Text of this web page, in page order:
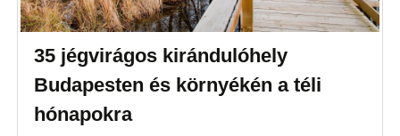
35 jégvirágos kirándulóhely
Budapesten és környékén a téli
hónapokra